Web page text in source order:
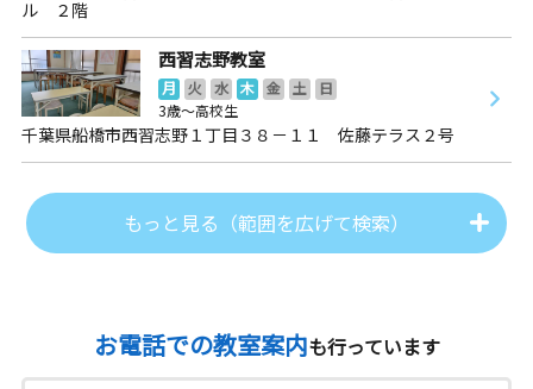
ル ２階
西習志野教室
月 火 水 木 金 土
日
3歳～高校生
千葉県船橋市西習志野１丁目３８－１１ 佐藤テラス２号
もっと見る（範囲を広げて検索）
お電話での教室案内も行っています